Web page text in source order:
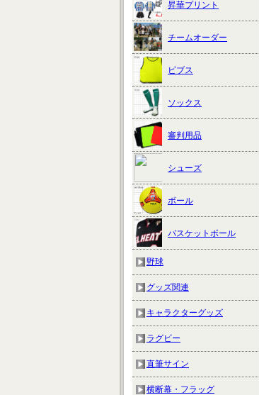
昇華プリント
チームオーダー
ビブス
ソックス
審判用品
シューズ
ボール
バスケットボール
野球
グッズ関連
キャラクターグッズ
ラグビー
直筆サイン
横断幕・フラッグ